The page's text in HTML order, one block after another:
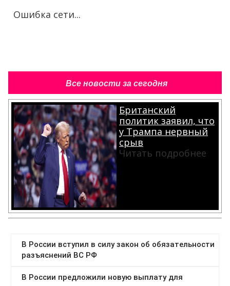
Ошибка сети...
Все новости за сегодня
Британский
политик заявил, что
у Трампа нервный
срыв
Читать подробнее